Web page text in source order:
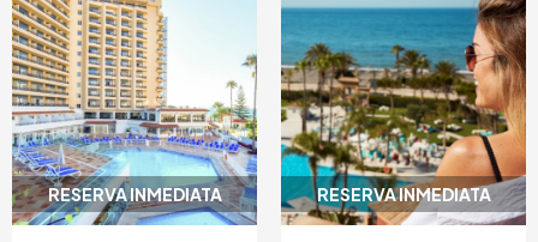
RESERVA INMEDIATA RESERVA INMEDIATA